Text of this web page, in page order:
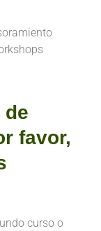
de
favor,
curso o